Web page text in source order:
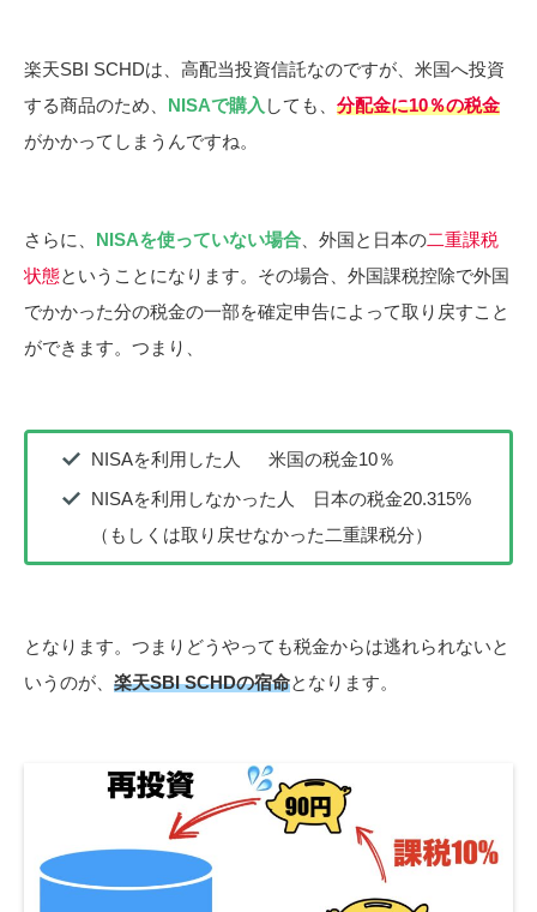
楽天SBI SCHDは、高配当投資信託なのですが、米国へ投資
する商品のため、 NISAで購入 しても、 分配金に10％の税金
がかかってしまうんですね。
さらに、 NISAを使っていない場合、外国と日本の二重課税
状態ということになります。その場合、外国課税控除で外国
でかかった分の税金の一部を確定申告によって取り戻すこと
ができます。つまり、
NISAを利用した人 米国の税金10％
NISAを利用しなかった人 日本の税金20.315%
（もしくは取り戻せなかった二重課税分）
となります。つまりどうやっても税金からは逃れられないと
いうのが、 楽天SBI SCHDの宿命となります。